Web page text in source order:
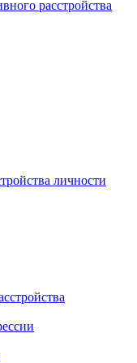
расстройства
личности